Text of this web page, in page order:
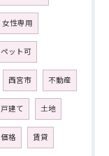
女性専用
ペット可
西宮市 不動産
戸建て 土地
価格 賃貸